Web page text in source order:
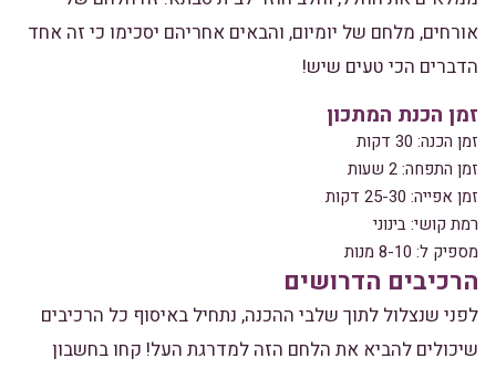
אורחים, מלחם של יומיום, והבאים אחריהם יסכימו כי זה אחד
הדברים הכי טעים שיש!
זמן הכנת המתכון
זמן הכנה: 30 דקות
זמן התפחה: 2 שעות
זמן אפייה: 25-30 דקות
רמת קושי: בינוני
מספיק ל: 8-10 מנות
הרכיבים הדרושים
לפני שנצלול לתוך שלבי ההכנה, נתחיל באיסוף כל הרכיבים
שיכולים להביא את הלחם הזה למדרגת העל! קחו בחשבון